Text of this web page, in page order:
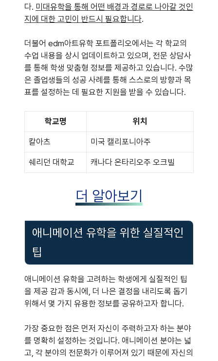
다. 미대유학을 통해 어떤 배경과 경로로 나아갈 것인
지에 대한 고민이 반드시 필요합니다.
더불어 edm아트유학 포트폴리오에서는 각 학교의
수업 내용을 상시 업데이트하고 있으며, 전문 상담사
를 통해 학생 맞춤형 정보를 제공하고 있습니다. 수많
은 졸업생들의 성공 사례를 통해 스스로의 방향과 목
표를 설정하는 데 필요한 지원을 받을 수 있습니다.
학교명 위치
칼아츠 미국 캘리포니아주
쉐리던 대학교 캐나다 온타리오주 오크빌
더 알아보기
애니메이션 유학을 위한 실질적인
팁
애니메이션 유학을 고려하는 학생에게 실질적인 팁
을 제공 감과 동시에, 더 나은 결정을 내리도록 돕기
위해서 몇 가지 유용한 정보를 공유하고자 합니다.
가장 중요한 점은 먼저 자신이 주력하고자 하는 분야
를 명확히 설정하는 것입니다. 애니메이션 분야는 넓
고, 각 분야의 전문화가 이루어져 있기 때문에 자신의